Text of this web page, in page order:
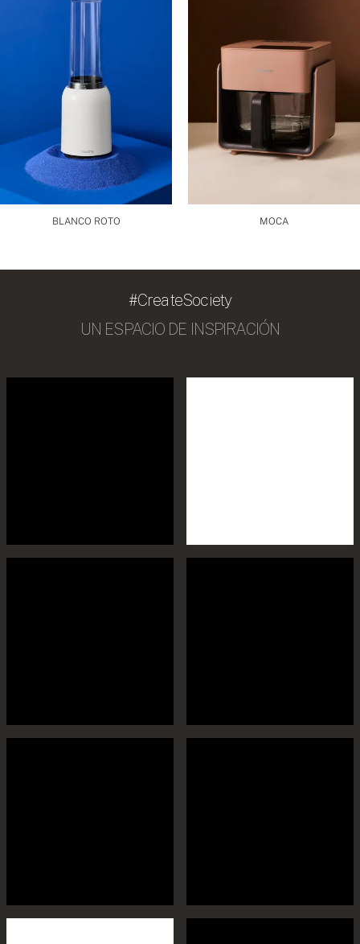
BLANCO ROTO MOCA
#CreateSociety
UN ESPACIO DE INSPIRACIÓN